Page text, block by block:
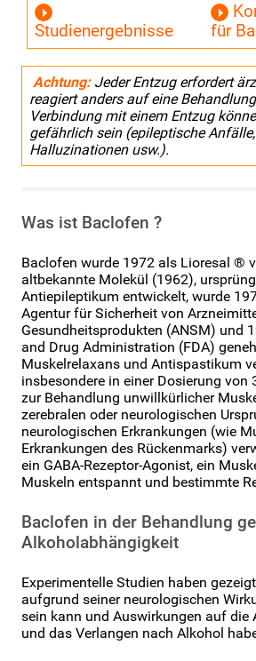
Studienergebnisse
für
Achtung: Jeder Entzug erfordert
reagiert anders auf eine
Verbindung mit einem Entzug
gefährlich sein (epileptische
Halluzinationen usw.).
Was ist Baclofen ?
Baclofen wurde 1972 als Lioresal ®
altbekannte Molekül (1962),
Antiepileptikum entwickelt, wurde
Agentur für Sicherheit von
Gesundheitsprodukten (ANSM) und
and Drug Administration (FDA)
Muskelrelaxans und Antispastikum
insbesondere in einer Dosierung von
zur Behandlung unwillkürlicher
zerebralen oder neurologischen
neurologischen Erkrankungen (wie
Erkrankungen des Rückenmarks)
ein GABA-Rezeptor-Agonist, ein
Muskeln entspannt und bestimmte
Baclofen in der Behandlung
Alkoholabhängigkeit
Experimentelle Studien haben
aufgrund seiner neurologischen
sein kann und Auswirkungen auf die
und das Verlangen nach Alkohol